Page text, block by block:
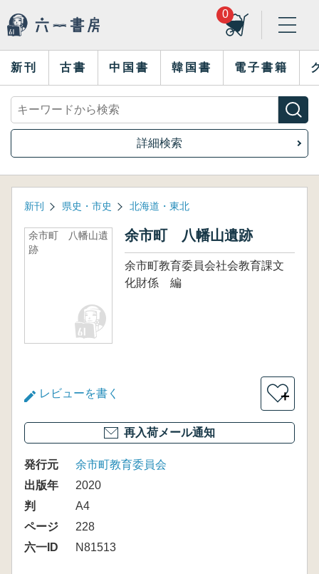
0
新刊 古書 中国書 韓国書 電子書籍
詳細検索
新刊 県史・市史 北海道・東北
余市町 八幡山遺
跡
余市町 八幡山遺跡
余市町教育委員会社会教育課文
化財係 編
レビューを書く ＋
再入荷メール通知
発行元
余市町教育委員会
出版年
2020
判
A4
ページ
228
六一ID
N81513